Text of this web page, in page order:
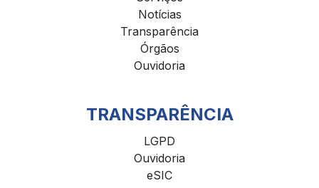
Notícias
Transparência
Órgãos
Ouvidoria
TRANSPARÊNCIA
LGPD
Ouvidoria
eSIC